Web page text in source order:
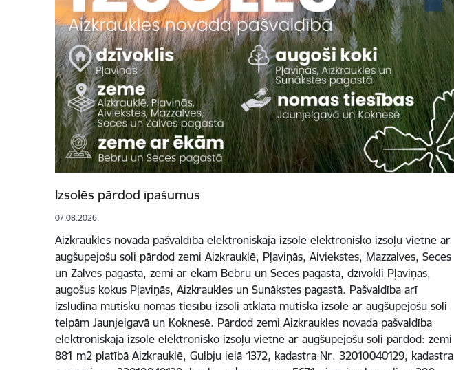
Izsolēs pārdod īpašumus
07.08.2026.
Aizkraukles novada pašvaldība elektroniskajā izsolē elektronisko izsoļu vietnē ar
augšupejošu soli pārdod zemi Aizkrauklē, Pļaviņās, Aiviekstes, Mazzalves, Seces
un Zalves pagastā, zemi ar ēkām Bebru un Seces pagastā, dzīvokli Pļaviņās,
augošus kokus Pļaviņās, Aizkraukles un Sunākstes pagastā. Pašvaldība arī
izsludina mutisku nomas tiesību izsoli atklātā mutiskā izsolē ar augšupejošu soli
telpām Jaunjelgavā un Koknesē. Pārdod zemi Aizkraukles novada pašvaldība
elektroniskajā izsolē elektronisko izsoļu vietnē ar augšupejošu soli pārdod: zemi
881 m2 platībā Aizkrauklē, Gulbju ielā 1372, kadastra Nr. 32010040129, kadastra